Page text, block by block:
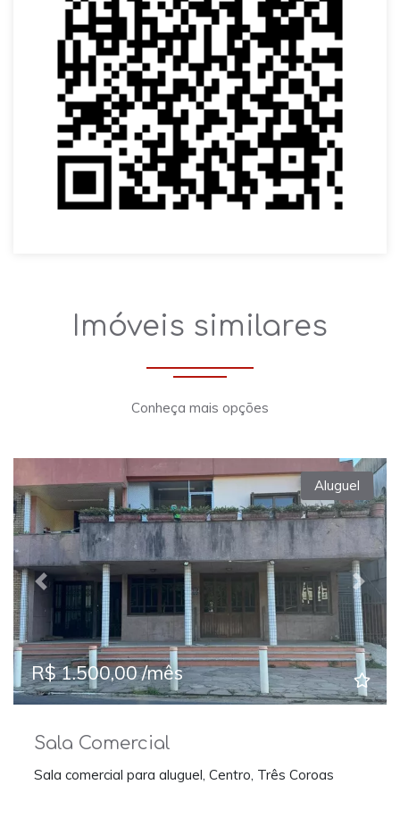
Imóveis similares
Conheça mais opções
Previous Next
Aluguel
R$ 1.500,00 /mês
Sala Comercial
Sala comercial para aluguel, Centro, Três Coroas